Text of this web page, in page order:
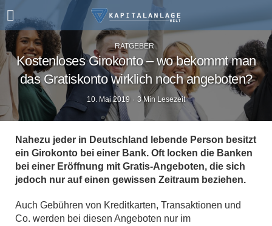
RATGEBER
Kostenloses Girokonto – wo bekommt man
das Gratiskonto wirklich noch angeboten?
10. Mai 2019 3 Min Lesezeit
Nahezu jeder in Deutschland lebende Person besitzt
ein Girokonto bei einer Bank. Oft locken die Banken
bei einer Eröffnung mit Gratis-Angeboten, die sich
jedoch nur auf einen gewissen Zeitraum beziehen.
Auch Gebühren von Kreditkarten, Transaktionen und
Co. werden bei diesen Angeboten nur im